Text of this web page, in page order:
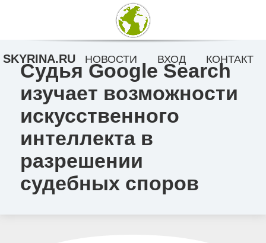
Судья Google Search
изучает возможности
искусственного
интеллекта в
разрешении
судебных споров
SKYRINA.RU НОВОСТИ ВХОД КОНТАКТ